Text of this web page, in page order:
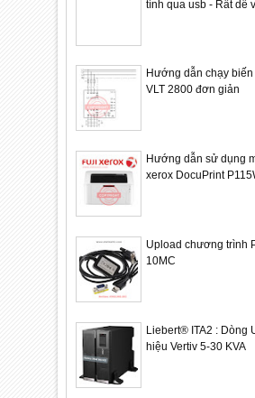
tính qua usb - Rất dễ
Hướng dẫn chạy
VLT 2800 đơn giản
Hướng dẫn sử dụng
xerox DocuPrint
Upload chương trình
10MC
Liebert® ITA2 : Dòng
hiệu Vertiv 5-30 KVA